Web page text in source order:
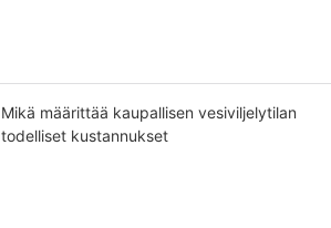
Mikä määrittää kaupallisen vesiviljelytilan
todelliset kustannukset